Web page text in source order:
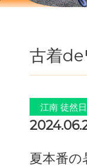
古着de
江南 徒然
夏本番